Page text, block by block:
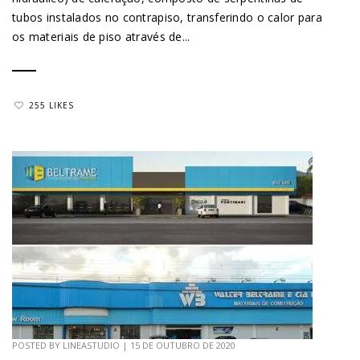
tubos instalados no contrapiso, transferindo o calor para
os materiais de piso através de...
255 LIKES
POSTED BY LINEASTUDIO | 15 DE OUTUBRO DE 2020